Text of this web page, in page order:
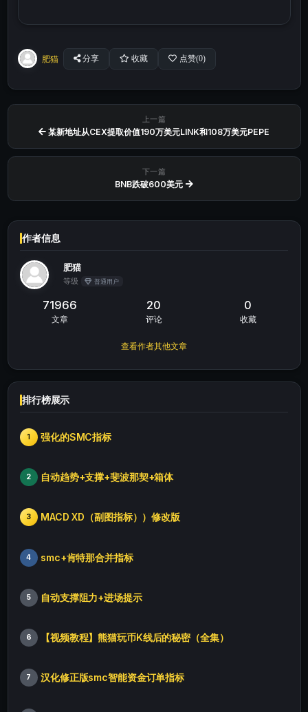
肥猫 分享 收藏 点赞(0)
上一篇
某新地址从CEX提取价值190万美元LINK和108万美元PEPE
下一篇
BNB跌破600美元
作者信息
肥猫
等级 普通用户
71966
文章
20
评论
0
收藏
查看作者其他文章
排行榜展示
1 强化的SMC指标
2 自动趋势+支撑+斐波那契+箱体
3 MACD XD（副图指标））修改版
4 smc+肯特那合并指标
5 自动支撑阻力+进场提示
6 【视频教程】熊猫玩币K线后的秘密（全集）
7 汉化修正版smc智能资金订单指标